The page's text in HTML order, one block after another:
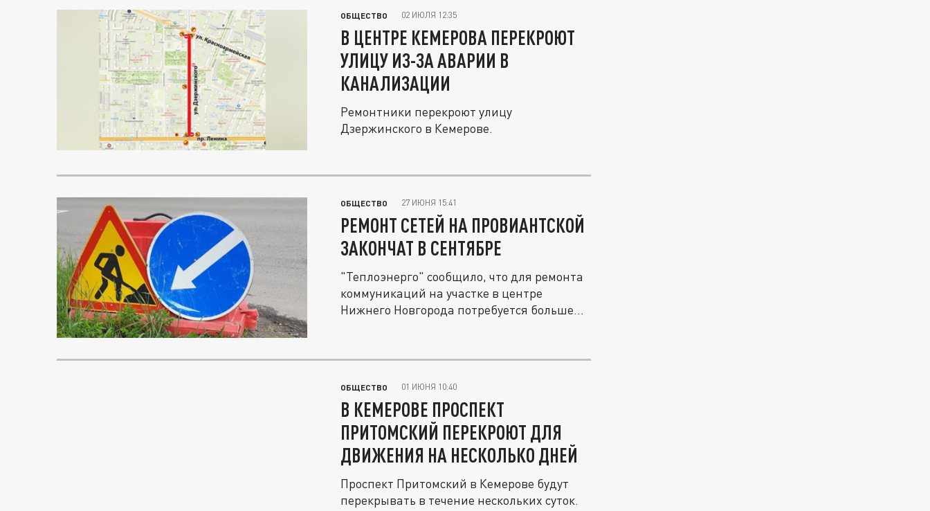
ОБЩЕСТВО 02 ИЮЛЯ 12:35
В ЦЕНТРЕ КЕМЕРОВА ПЕРЕКРОЮТ
УЛИЦУ ИЗ-ЗА АВАРИИ В
КАНАЛИЗАЦИИ
Ремонтники перекроют улицу
Дзержинского в Кемерове.
ОБЩЕСТВО 27 ИЮНЯ 15:41
РЕМОНТ СЕТЕЙ НА ПРОВИАНТСКОЙ
ЗАКОНЧАТ В СЕНТЯБРЕ
"Теплоэнерго" сообщило, что для ремонта
коммуникаций на участке в центре
Нижнего Новгорода потребуется больше...
ОБЩЕСТВО 01 ИЮНЯ 10:40
В КЕМЕРОВЕ ПРОСПЕКТ
ПРИТОМСКИЙ ПЕРЕКРОЮТ ДЛЯ
ДВИЖЕНИЯ НА НЕСКОЛЬКО ДНЕЙ
Проспект Притомский в Кемерове будут
перекрывать в течение нескольких суток.